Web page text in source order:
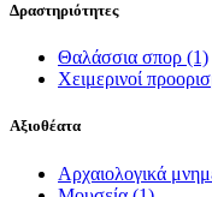
Δραστηριότητες
Θαλάσσια σπορ (1)
Χειμερινοί
Αξιοθέατα
Αρχαιολογικά